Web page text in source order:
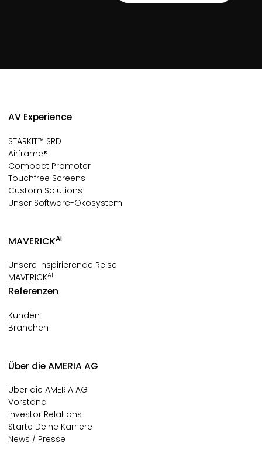
AV Experience
STARKIT™ SRD
Airframe®
Compact Promoter
Touchfree Screens
Custom Solutions
Unser Software-Ökosystem
MAVERICKAI
Unsere inspirierende Reise
MAVERICKAI
Referenzen
Kunden
Branchen
Über die AMERIA AG
Über die AMERIA AG
Vorstand
Investor Relations
Starte Deine Karriere
News / Presse